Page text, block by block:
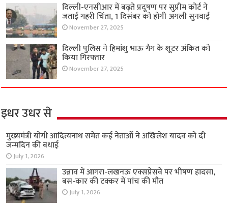
दिल्ली-एनसीआर में बढ़ते प्रदूषण पर सुप्रीम कोर्ट ने
जताई गहरी चिंता, 1 दिसंबर को होगी अगली सुनवाई
November 27, 2025
दिल्ली पुलिस ने हिमांशु भाऊ गैंग के शूटर अंकित को
किया गिरफ्तार
November 27, 2025
इधर उधर से
मुख्यमंत्री योगी आदित्यनाथ समेत कई नेताओं ने अखिलेश यादव को दी
जन्मदिन की बधाई
July 1, 2026
उन्नाव में आगरा-लखनऊ एक्सप्रेसवे पर भीषण हादसा,
बस-कार की टक्कर में पांच की मौत
July 1, 2026